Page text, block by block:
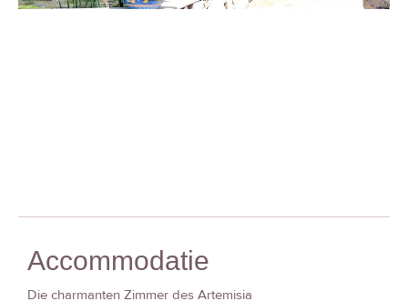
Accommodatie
Die charmanten Zimmer des Artemisia